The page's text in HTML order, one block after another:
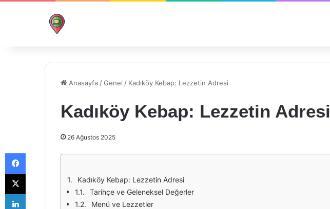
Anasayfa /Genel / Kadıköy Kebap: Lezzetin Adresi
Kadıköy Kebap: Lezzetin Adresi
26 Ağustos 2025
Kadıköy Kebap: Lezzetin Adresi
Tarihçe ve Geleneksel Değerler
Menü ve Lezzetler
Facebook
X
LinkedIn